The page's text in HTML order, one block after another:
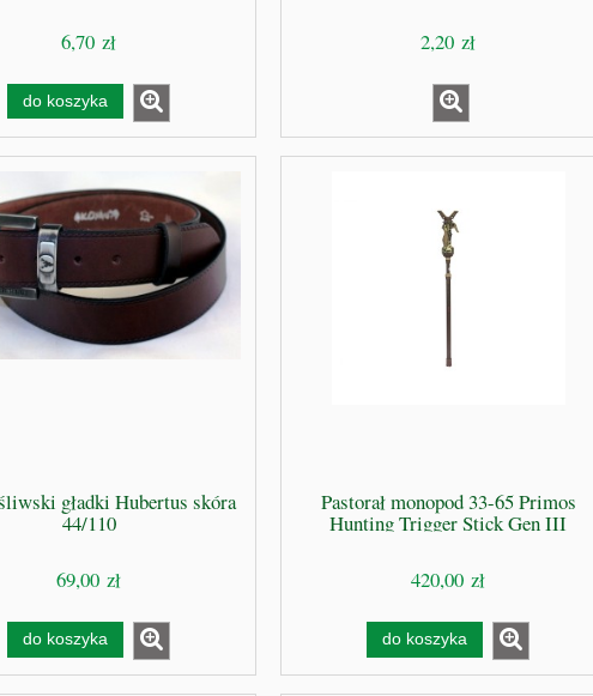
6,70 zł
do koszyka
2,20 zł
gładki Hubertus skóra
44/110
69,00 zł
do koszyka
Pastorał monopod 33-65 Primos
Hunting Trigger Stick Gen III
420,00 zł
do koszyka